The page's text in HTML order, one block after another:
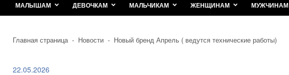
МАЛЫШАМ ДЕВОЧКАМ МАЛЬЧИКАМ ЖЕНЩИНАМ МУЖЧИНАМ
Главная страница - Новости - Новый бренд Апрель ( ведутся технические работы)
22.05.2026